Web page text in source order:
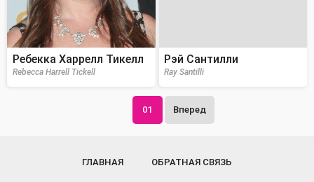
Ребекка Харрелл Тикелл
Rebecca Harrell Tickell
Рэй Сантилли
Ray Santilli
01 Вперед
ГЛАВНАЯ ОБРАТНАЯ СВЯЗЬ